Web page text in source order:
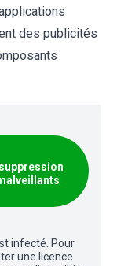
des publicités
infecté. Pour
une licence